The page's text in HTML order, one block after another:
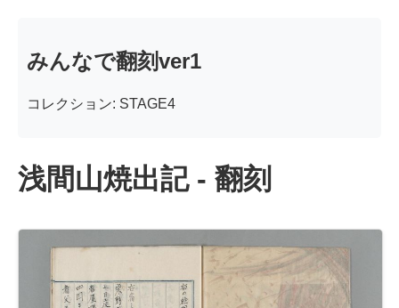
みんなで翻刻ver1
コレクション: STAGE4
浅間山焼出記 - 翻刻